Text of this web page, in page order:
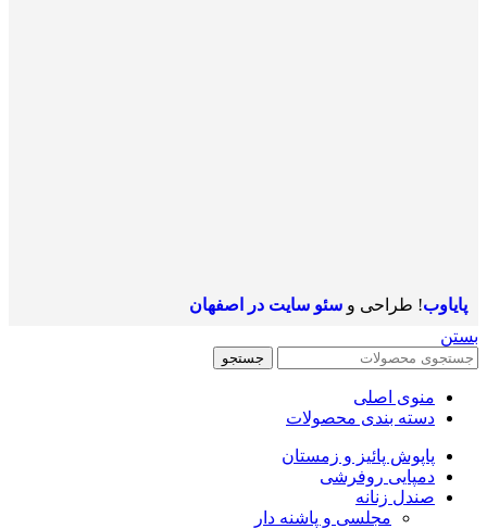
پایاوب! طراحی و سئو سایت در اصفهان
بستن
جستجو
منوی اصلی
دسته بندی محصولات
پاپوش پائیز و زمستان
دمپایی روفرشی
صندل زنانه
مجلسی و پاشنه دار